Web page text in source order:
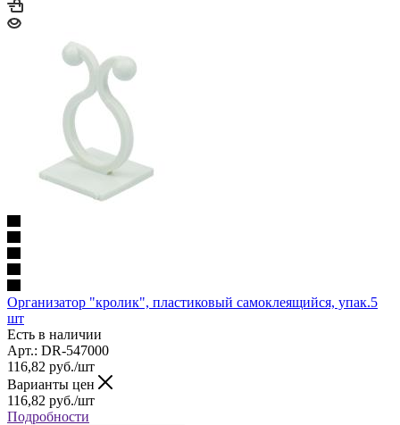
Организатор "кролик", пластиковый самоклеящийся, упак.5
шт
Есть в наличии
Арт.: DR-547000
116,82 руб./шт
Варианты цен
116,82 руб./шт
Подробности